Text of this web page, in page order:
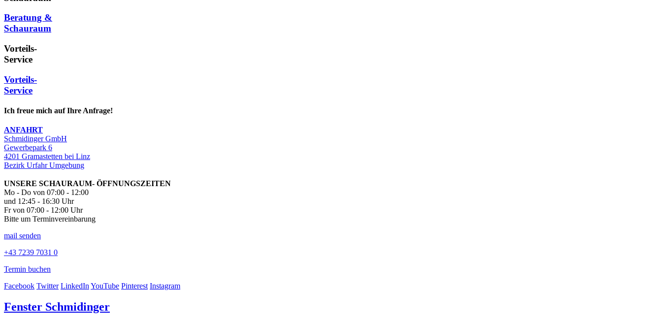
Beratung &
Schauraum
Vorteils-
Service
Vorteils-
Service
Ich freue mich auf Ihre Anfrage!
ANFAHRT
Schmidinger GmbH
Gewerbepark 6
4201 Gramastetten bei Linz
Bezirk Urfahr Umgebung
UNSERE SCHAURAUM- ÖFFNUNGSZEITEN
Mo - Do von 07:00 - 12:00
und 12:45 - 16:30 Uhr
Fr von 07:00 - 12:00 Uhr
Bitte um Terminvereinbarung
mail senden
+43 7239 7031 0
Termin buchen
Facebook Twitter LinkedInYouTube Pinterest Instagram
Fenster Schmidinger